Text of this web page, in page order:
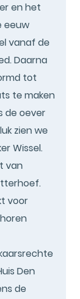
en het
eeuw
vanaf de
Daarna
tot
te maken
de oever
zien we
Wissel.
van
voor
Den
de